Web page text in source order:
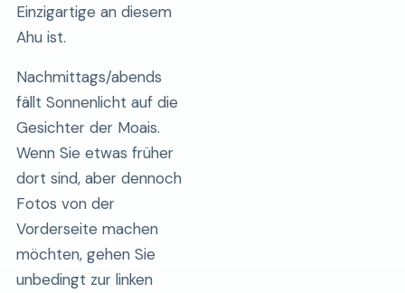
Einzigartige an diesem
Ahu ist.
Nachmittags/abends
fällt Sonnenlicht auf die
Gesichter der Moais.
Wenn Sie etwas früher
dort sind, aber dennoch
Fotos von der
Vorderseite machen
möchten, gehen Sie
unbedingt zur linken